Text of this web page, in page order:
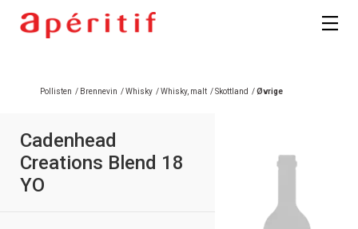
Pollisten / Brennevin /Whisky /Whisky, malt /Skottland /Øvrige
Cadenhead
Creations Blend 18
YO